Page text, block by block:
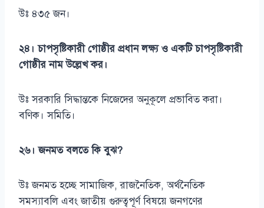
উঃ ৪৩৫ জন।
২৪। চাপসৃষ্টিকারী গোষ্ঠীর প্রধান লক্ষ্য ও একটি চাপসৃষ্টিকারী
গোষ্ঠীর নাম উল্লেখ কর।
উঃ সরকারি সিদ্ধান্তকে নিজেদের অনুকূলে প্রভাবিত করা।
বণিক। সমিতি।
২৬। জনমত বলতে কি বুঝ?
উঃ জনমত হচ্ছে সামাজিক, রাজনৈতিক, অর্থনৈতিক
সমস্যাবলি এবং জাতীয় গুরুত্বপূর্ণ বিষয়ে জনগণের